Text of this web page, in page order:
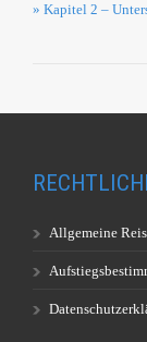
» Kapitel 2 –
Allgemeine